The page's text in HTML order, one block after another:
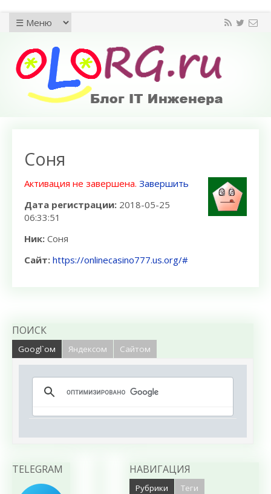
Соня
Активация не завершена. Завершить
Дата регистрации: 2018-05-25
06:33:51
Ник: Соня
Сайт: https://onlinecasino777.us.org/#
ПОИСК
Googl`ом Яндексом Сайтом
TELEGRAM НАВИГАЦИЯ
Рубрики Теги